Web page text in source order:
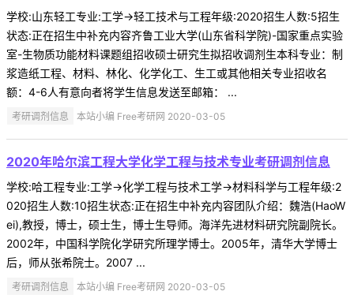
学校:山东轻工专业:工学->轻工技术与工程年级:2020招生人数:5招生
状态:正在招生中补充内容齐鲁工业大学(山东省科学院)-国家重点实验
室-生物质功能材料课题组招收硕士研究生拟招收调剂生本科专业：制
浆造纸工程、材料、林化、化学化工、生工或其他相关专业招收名
额：4-6人有意向者将学生信息发送至邮箱： ...
考研调剂信息 本站小编 Free考研网 2020-03-05
2020年哈尔滨工程大学化学工程与技术专业考研调剂信息
学校:哈工程专业:工学->化学工程与技术工学->材料科学与工程年级:2
020招生人数:10招生状态:正在招生中补充内容团队介绍：魏浩(HaoW
ei),教授，博士，硕士生，博士生导师。海洋先进材料研究院副院长。
2002年，中国科学院化学研究所理学博士。2005年，清华大学博士
后，师从张希院士。2007 ...
考研调剂信息 本站小编 Free考研网 2020-03-05